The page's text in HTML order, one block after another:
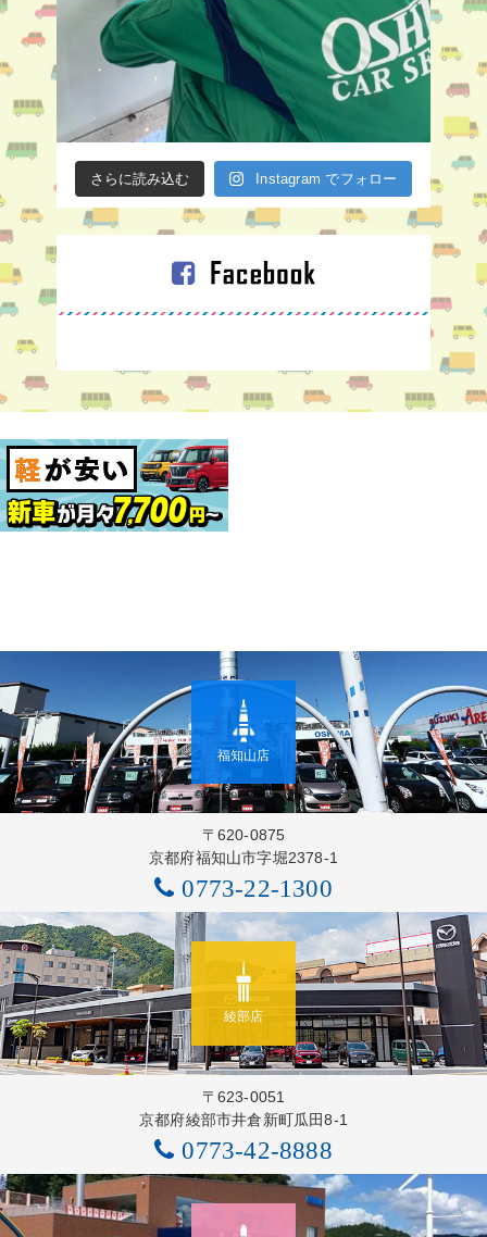
さらに読み込む Instagram でフォロー
福知山店
〒620-0875
京都府福知山市字堀2378-1
0773-22-1300
綾部店
〒623-0051
京都府綾部市井倉新町瓜田8-1
0773-42-8888